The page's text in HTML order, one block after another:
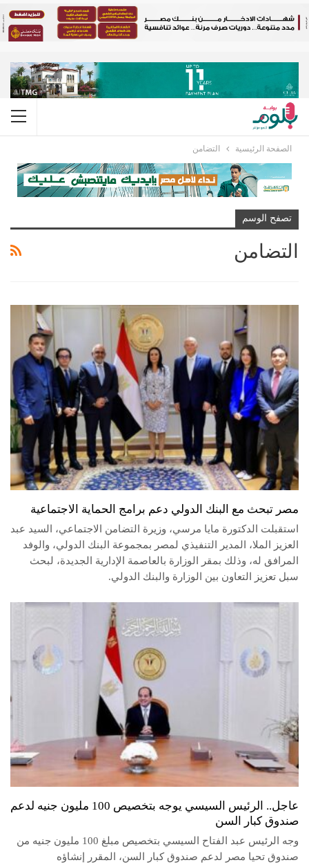
الصفحة الرئيسية التضامن
تصفح الوسم
التضامن
مصر تبحث مع البنك الدولي دعم برامج الحماية الاجتماعية
استقبلت الدكتورة مايا مرسي، وزيرة التضامن الاجتماعي، السيد عبد
العزيز الملا، المدير التنفيذي لمصر بمجموعة البنك الدولي، والوفد
المرافق له، وذلك بمقر الوزارة بالعاصمة الإدارية الجديدة، لبحث
سبل تعزيز التعاون بين الوزارة والبنك الدولي.
عاجل.. الرئيس السيسي يوجه بتخصيص 100 مليون جنيه لدعم
صندوق كبار السن
وجه الرئيس عبد الفتاح السيسي بتخصيص مبلغ 100 مليون جنيه من
صندوق تحيا مصر لدعم صندوق كبار السن، المقرر إنشاؤه